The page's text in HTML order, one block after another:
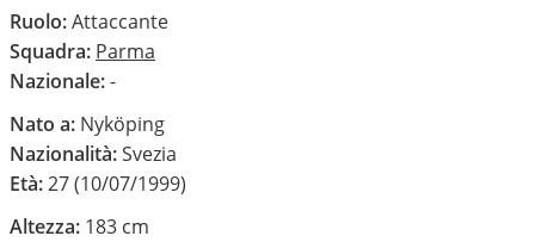
In questa stagione ha disputato nel campionato Serie A 0
partite e non ha segnato nessun gol.
Ruolo:Attaccante
Squadra: Parma
Nazionale:-
Nato a: Nyköping
Nazionalità:Svezia
Età:27 (10/07/1999)
Altezza: 183 cm